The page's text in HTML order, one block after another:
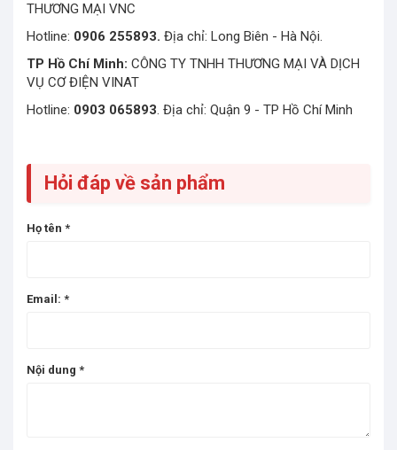
THƯƠNG MẠI VNC
Hotline: 0906 255893. Địa chỉ: Long Biên - Hà Nội.
TP Hồ Chí Minh: CÔNG TY TNHH THƯƠNG MẠI VÀ DỊCH
VỤ CƠ ĐIỆN VINAT
Hotline: 0903 065893. Địa chỉ: Quận 9 - TP Hồ Chí Minh
Hỏi đáp về sản phẩm
Họ tên *
Email: *
Nội dung *